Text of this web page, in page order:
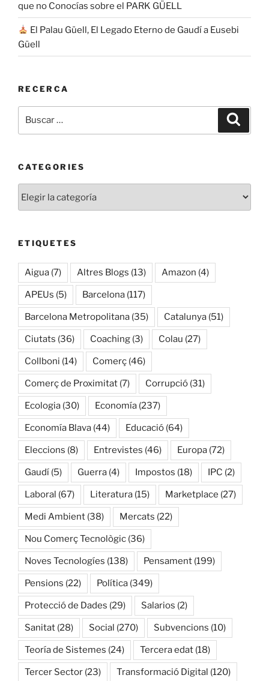
que no Conocías sobre el PARK GÜELL
El Palau Güell, El Legado Eterno de Gaudí a Eusebi
Güell
RECERCA
por:
CATEGORIES
ETIQUETES
Aigua (7) Altres Blogs (13) Amazon (4)
APEUs (5) Barcelona (117)
Barcelona Metropolitana (35) Catalunya (51)
Ciutats (36) Coaching (3) Colau (27)
Collboni (14) Comerç (46)
Comerç de Proximitat (7) Corrupció (31)
Ecologia (30) Economía (237)
Economía Blava (44) Educació (64)
Eleccions (8) Entrevistes (46) Europa (72)
Gaudí (5) Guerra (4) Impostos (18) IPC (2)
Laboral (67) Literatura (15) Marketplace (27)
Medi Ambient (38) Mercats (22)
Nou Comerç Tecnològic (36)
Noves Tecnologíes (138) Pensament (199)
Pensions (22) Política (349)
Protecció de Dades (29) Salarios (2)
Sanitat (28) Social (270) Subvencions (10)
Teoría de Sistemes (24) Tercera edat (18)
Tercer Sector (23) Transformació Digital (120)